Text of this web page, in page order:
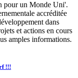
pour un Monde Uni'.
accréditée
dans
et actions en cours
amples informations.
!!!